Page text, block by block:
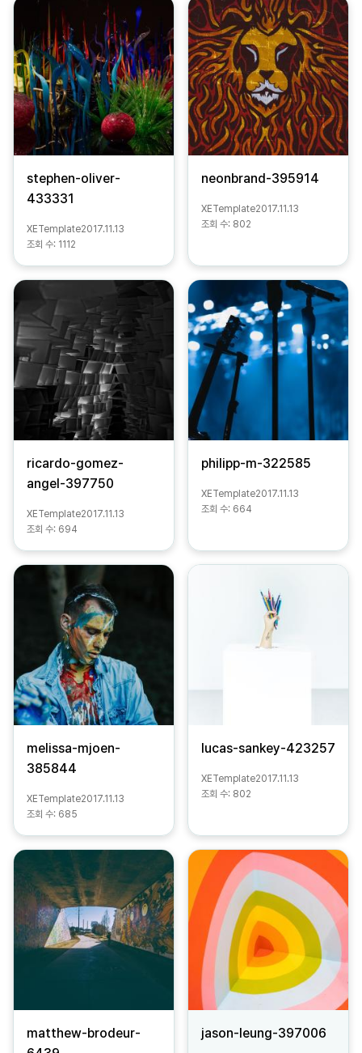
stephen-oliver-
433331
XETemplate2017.11.13
조회 수: 1112
neonbrand-395914
XETemplate2017.11.13
조회 수: 802
ricardo-gomez-
angel-397750
XETemplate2017.11.13
조회 수: 694
philipp-m-322585
XETemplate2017.11.13
조회 수: 664
melissa-mjoen-
385844
XETemplate2017.11.13
조회 수: 685
lucas-sankey-423257
XETemplate2017.11.13
조회 수: 802
matthew-brodeur-
jason-leung-397006